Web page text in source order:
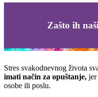
Zašto ih
Stres svakodnevnog života
imati način za opuštanje, jer
osobe ili poslu.